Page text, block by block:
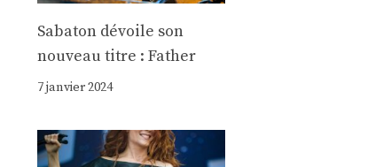
Sabaton dévoile son
nouveau titre : Father
7 janvier 2024